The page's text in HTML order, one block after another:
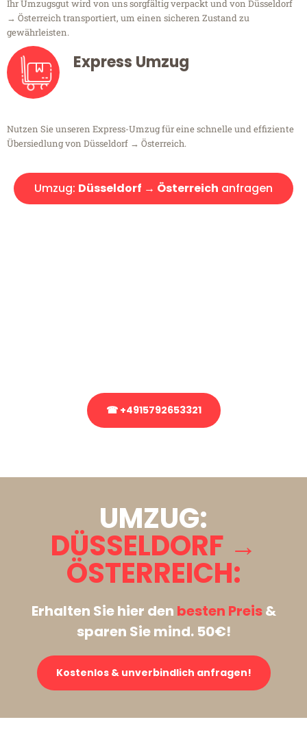
Ihr Umzugsgut wird von uns sorgfältig verpackt und von Düsseldorf
→ Österreich transportiert, um einen sicheren Zustand zu
gewährleisten.
Express Umzug
Nutzen Sie unseren Express-Umzug für eine schnelle und effiziente
Übersiedlung von Düsseldorf → Österreich.
Umzug: Düsseldorf → Österreich anfragen
☎ +4915792653321
UMZUG:
DÜSSELDORF →
ÖSTERREICH:
Erhalten Sie hier den besten Preis&
sparen Sie mind. 50€!
Kostenlos & unverbindlich anfragen!